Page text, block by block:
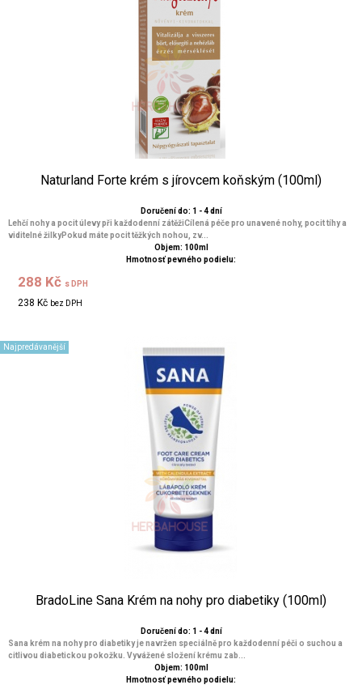
Naturland Forte krém s jírovcem koňským (100ml)
Doručení do: 1 - 4 dní
Lehčí nohy a pocit úlevy při každodenní zátěžiCílená péče pro unavené nohy, pocit tíhy a
viditelné žilkyPokud máte pocit těžkých nohou, zv...
Objem: 100ml
Hmotnosť pevného podielu:
288 Kč s DPH
238 Kč bez DPH
Najpredávanější
BradoLine Sana Krém na nohy pro diabetiky (100ml)
Doručení do: 1 - 4 dní
Sana krém na nohy pro diabetiky je navržen speciálně pro každodenní péči o suchou a
citlivou diabetickou pokožku. Vyvážené složení krému zab...
Objem: 100ml
Hmotnosť pevného podielu: